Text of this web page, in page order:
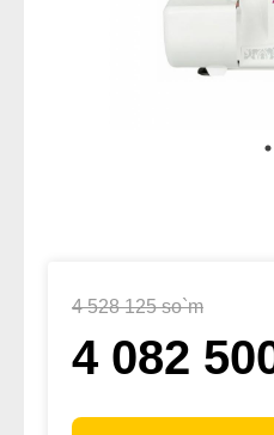
4 528 125 so`m
4 082